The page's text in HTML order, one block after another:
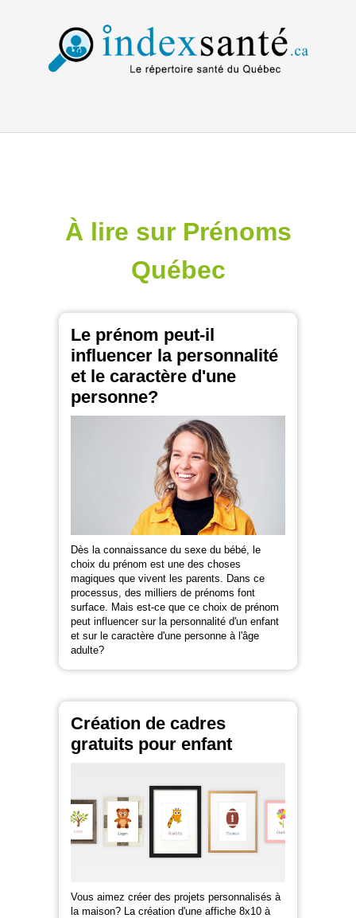
À lire sur Prénoms
Québec
Le prénom peut-il
influencer la personnalité
et le caractère d'une
personne?
Dès la connaissance du sexe du bébé, le
choix du prénom est une des choses
magiques que vivent les parents. Dans ce
processus, des milliers de prénoms font
surface. Mais est-ce que ce choix de prénom
peut influencer sur la personnalité d'un enfant
et sur le caractère d'une personne à l'âge
adulte?
Création de cadres
gratuits pour enfant
Vous aimez créer des projets personnalisés à
la maison? La création d'une affiche 8x10 à